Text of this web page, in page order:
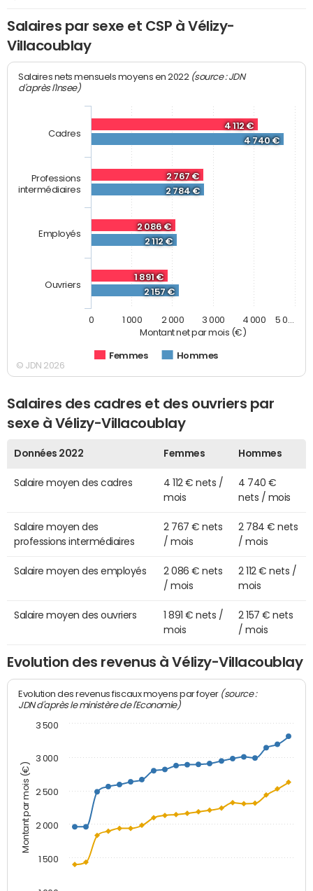
Salaires par sexe et CSP à Vélizy-
Villacoublay
Montant net par mois (€)
Salaires nets mensuels moyens en 2022 (source : JDN
d'après l'Insee)
4 112 €
2 767 €
2 086 €
1 891 €
4 740 €
2 784 €
2 112 €
2 157 €
Femmes Hommes
Cadres
Professions
intermédiaires
Employés
Ouvriers
0 1 000 2 000 3 000 4 000 5 0…
© JDN 2026
Salaires des cadres et des ouvriers par
sexe à Vélizy-Villacoublay
Données 2022 Femmes Hommes
Salaire moyen des cadres
4 112 € nets /
mois
4 740 €
nets / mois
Salaire moyen des
professions intermédiaires
2 767 € nets
/ mois
2 784 € nets
/ mois
Salaire moyen des employés
2 086 € nets
/ mois
2 112 € nets /
mois
Salaire moyen des ouvriers
1 891 € nets /
mois
2 157 € nets
/ mois
Evolution des revenus à Vélizy-Villacoublay
Montant par mois (€)
Evolution des revenus fiscaux moyens par foyer (source :
JDN d'après le ministère de l'Economie)
1 500
2 000
2 500
3 000
3 500